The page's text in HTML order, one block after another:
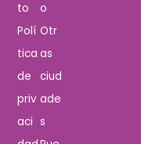
to
Polí
tica
de
priv
aci
o
Otr
as
ciud
ade
s